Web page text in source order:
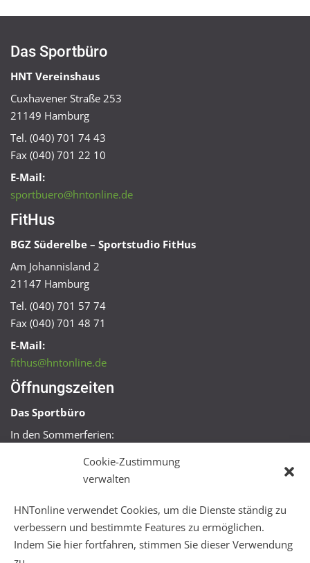
Cookie-Zustimmung
verwalten
HNTonline verwendet Cookies, um die Dienste ständig zu
verbessern und bestimmte Features zu ermöglichen.
Indem Sie hier fortfahren, stimmen Sie dieser Verwendung
Das Sportbüro
HNT Vereinshaus
Cuxhavener Straße 253
21149 Hamburg
Tel. (040) 701 74 43
Fax (040) 701 22 10
E-Mail:
sportbuero@hntonline.de
FitHus
BGZ Süderelbe – Sportstudio FitHus
Am Johannisland 2
21147 Hamburg
Tel. (040) 701 57 74
Fax (040) 701 48 71
E-Mail:
fithus@hntonline.de
Öffnungszeiten
Das Sportbüro
In den Sommerferien:
Mo + Mi 16:00 – 18:00 Uhr
Mo – Fr 08:00 – 22:00 Uhr
Sa + So 10:00 – 18:00 Uhr